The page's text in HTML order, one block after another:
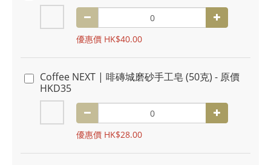
優惠價 HK$40.00
Coffee NEXT | 啡磚城磨砂手工皂 (50克) - 原價
HKD35
優惠價 HK$28.00